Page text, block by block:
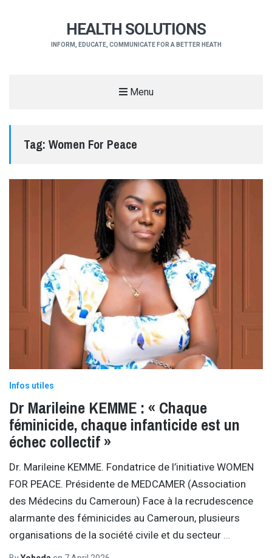
HEALTH SOLUTIONS
INFORM, EDUCATE, COMMUNICATE FOR A BETTER HEATH
Menu
Tag: Women For Peace
Infos utiles
Dr Marileine KEMME : « Chaque
féminicide, chaque infanticide est un
échec collectif »
Dr. Marileine KEMME. Fondatrice de l’initiative WOMEN
FOR PEACE. Présidente de MEDCAMER (Association
des Médecins du Cameroun) Face à la recrudescence
alarmante des féminicides au Cameroun, plusieurs
organisations de la société civile et du secteur